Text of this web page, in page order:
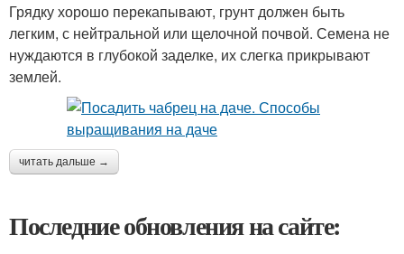
Грядку хорошо перекапывают, грунт должен быть
легким, с нейтральной или щелочной почвой. Семена не
нуждаются в глубокой заделке, их слегка прикрывают
землей.
читать дальше →
Последние обновления на сайте: